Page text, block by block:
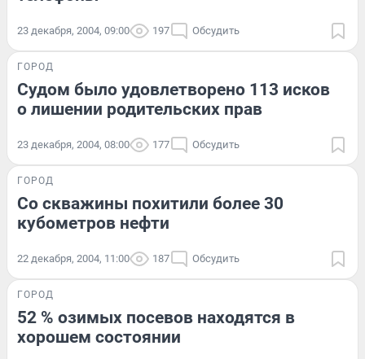
23 декабря, 2004, 09:00 197 Обсудить
ГОРОД
Судом было удовлетворено 113 исков
о лишении родительских прав
23 декабря, 2004, 08:00 177 Обсудить
ГОРОД
Со скважины похитили более 30
кубометров нефти
22 декабря, 2004, 11:00 187 Обсудить
ГОРОД
52 % озимых посевов находятся в
хорошем состоянии